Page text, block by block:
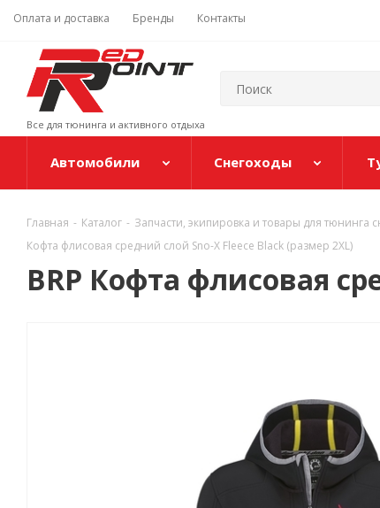
Оплата и доставка Бренды Контакты
Все для тюнинга и активного отдыха
Автомобили Снегоходы
Главная - Каталог - Запчасти, экипировка и товары для тюнинга
Кофта флисовая средний слой Sno-X Fleece Black (размер 2XL)
BRP Кофта флисовая